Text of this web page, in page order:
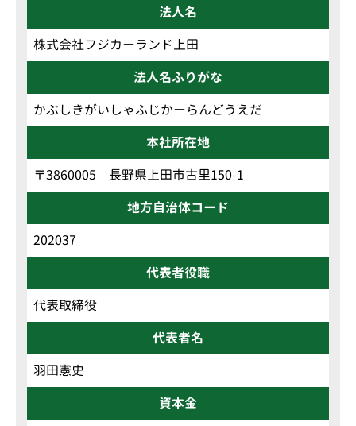
法人名
株式会社フジカーランド上田
法人名ふりがな
かぶしきがいしゃふじかーらんどうえだ
本社所在地
〒3860005 長野県上田市古里150-1
地方自治体コード
202037
代表者役職
代表取締役
代表者名
羽田憲史
資本金